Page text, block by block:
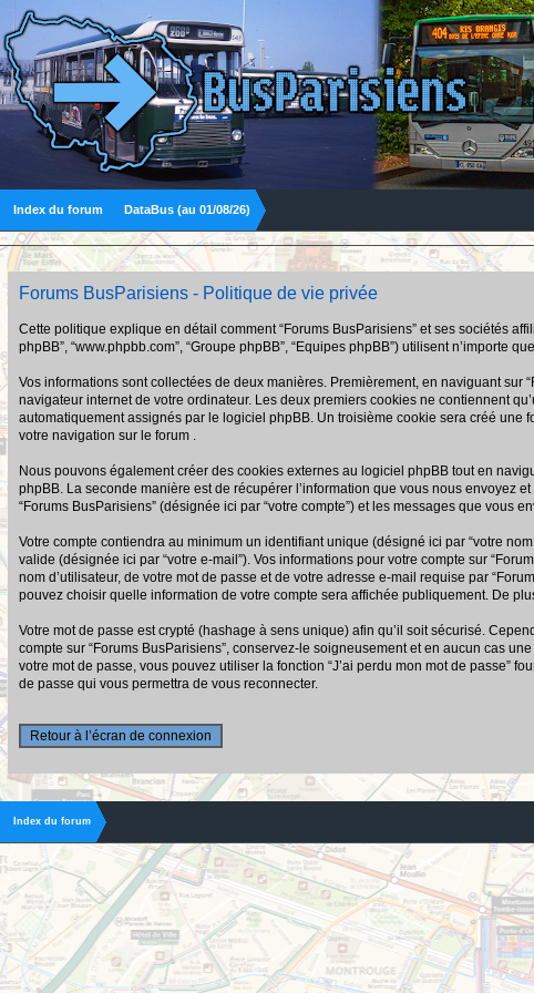
Index du forum DataBus (au 01/08/26)
Forums BusParisiens - Politique de vie privée
Cette politique explique en détail comment “Forums BusParisiens” et ses sociétés
phpBB”, “www.phpbb.com”, “Groupe phpBB”, “Equipes phpBB”) utilisent n’importe
Vos informations sont collectées de deux manières. Premièrement, en naviguant
navigateur internet de votre ordinateur. Les deux premiers cookies ne contiennent
automatiquement assignés par le logiciel phpBB. Un troisième cookie sera créé une
votre navigation sur le forum .
Nous pouvons également créer des cookies externes au logiciel phpBB tout en
phpBB. La seconde manière est de récupérer l’information que vous nous envoyez
“Forums BusParisiens” (désignée ici par “votre compte”) et les messages que vous
Votre compte contiendra au minimum un identifiant unique (désigné ici par “votre
valide (désignée ici par “votre e-mail”). Vos informations pour votre compte sur
nom d’utilisateur, de votre mot de passe et de votre adresse e-mail requise par
pouvez choisir quelle information de votre compte sera affichée publiquement. De
Votre mot de passe est crypté (hashage à sens unique) afin qu’il soit sécurisé.
compte sur “Forums BusParisiens”, conservez-le soigneusement et en aucun cas
votre mot de passe, vous pouvez utiliser la fonction “J’ai perdu mon mot de passe”
de passe qui vous permettra de vous reconnecter.
Retour à l’écran de connexion
Index du forum